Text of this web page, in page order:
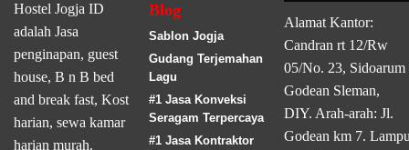
Hostel Jogja ID
adalah Jasa
penginapan, guest
house, B n B bed
and break fast, Kost
harian, sewa kamar
harian murah.
Blog
Sablon Jogja
Gudang Terjemahan
Lagu
#1 Jasa Konveksi
Seragam Terpercaya
#1 Jasa Kontraktor
Alamat Kantor:
Candran rt 12/Rw
05/No. 23, Sidoarum
Godean Sleman,
DIY. Arah-arah: Jl.
Godean km 7.